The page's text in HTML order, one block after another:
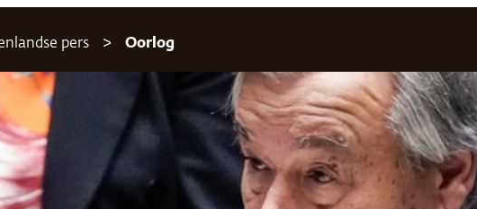
pers Oorlog